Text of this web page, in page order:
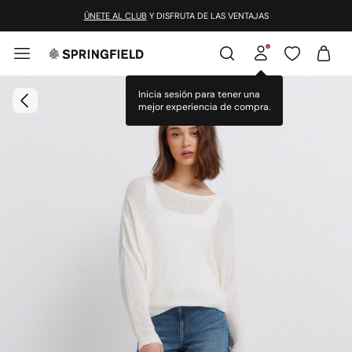
ÚNETE AL CLUB Y DISFRUTA DE LAS VENTAJAS